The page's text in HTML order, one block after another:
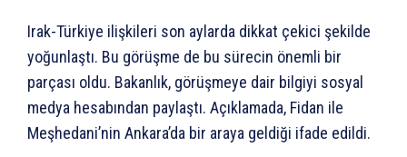
Irak-Türkiye ilişkileri son aylarda dikkat çekici şekilde
yoğunlaştı. Bu görüşme de bu sürecin önemli bir
parçası oldu. Bakanlık, görüşmeye dair bilgiyi sosyal
medya hesabından paylaştı. Açıklamada, Fidan ile
Meşhedani’nin Ankara’da bir araya geldiği ifade edildi.